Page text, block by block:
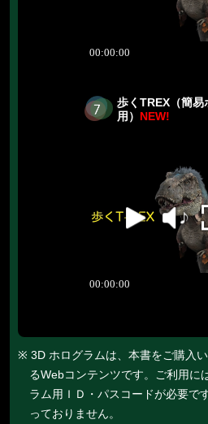
歩くTREX（簡易
用） NEW!
※ 3D ホログラムは、本書をご購入
るWebコンテンツです。ご利用に
ラム用ＩＤ・パスコードが必要で
っておりません。